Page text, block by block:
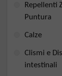
Repellenti
Puntura
Calze
Clismi e
intestinali